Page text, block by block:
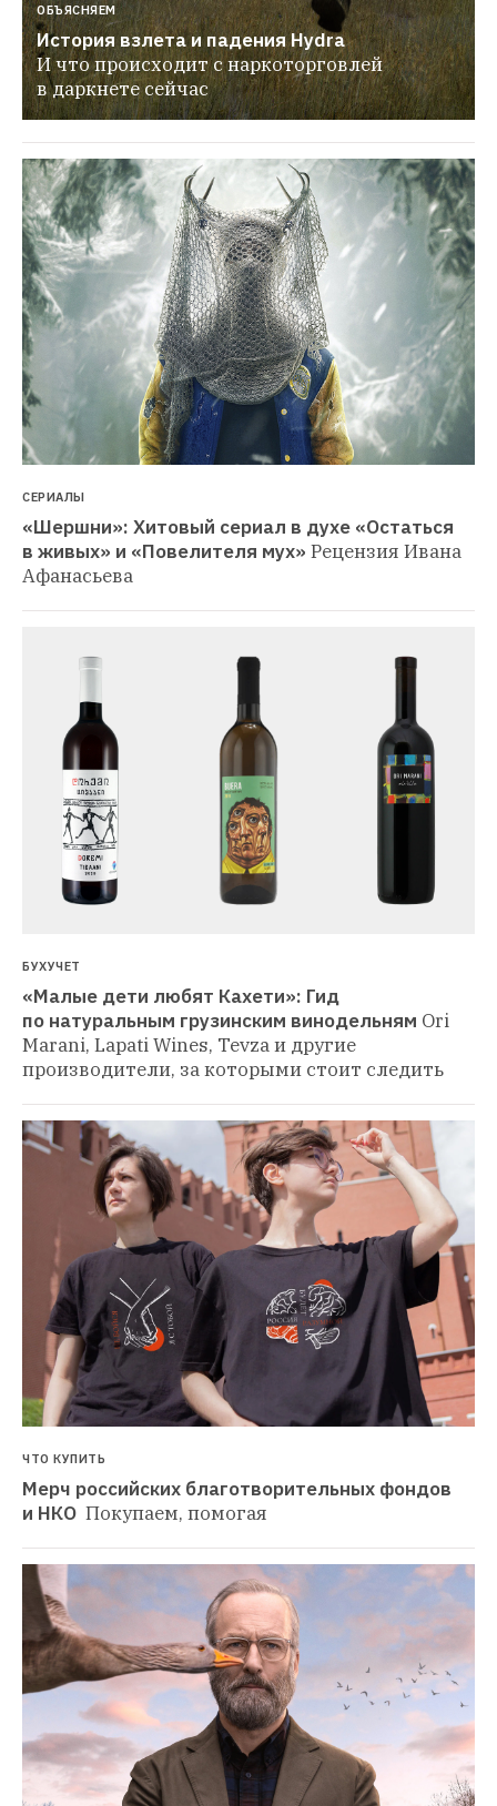
ОБЪЯСНЯЕМ
История взлета и падения Hydra
И что происходит с наркоторговлей
в даркнете сейчас
СЕРИАЛЫ
«Шершни»: Хитовый сериал в духе «Остаться
в живых» и «Повелителя мух» Рецензия Ивана
Афанасьева
БУХУЧЕТ
«Малые дети любят Кахети»: Гид
по натуральным грузинским винодельням Ori
Marani, Lapati Wines, Tevza и другие
производители, за которыми стоит следить
ЧТО КУПИТЬ
Мерч российских благотворительных фондов
и НКО Покупаем, помогая